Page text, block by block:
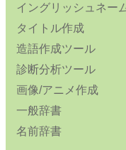
イングリッシュネー
タイトル作成
造語作成ツール
診断分析ツール
画像/アニメ作成
一般辞書
名前辞書